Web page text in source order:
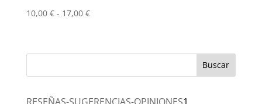
10,00 € - 17,00 €Rango
desde
hasta